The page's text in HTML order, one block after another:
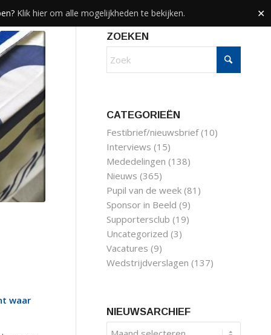
Klik hier om alle mogelijkheden te bekijken. ✕
waar
ZOEKEN
CATEGORIEËN
Festibrief/nieuwsbrief(10)
Interviews (15)
Mededelingen (138)
Nieuws (365)
Pupil van de week(81)
Sponsor in Beeld (9)
Supportersclub (19)
Uncategorized (3)
Vacatures (9)
Wedstrijdverslagen (137)
NIEUWSARCHIEF